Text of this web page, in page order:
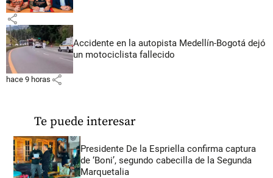
share
Accidente en la autopista Medellín-Bogotá dejó
un motociclista fallecido
hace 9 horas share
Te puede interesar
Presidente De la Espriella confirma captura
de ‘Boni’, segundo cabecilla de la Segunda
Marquetalia